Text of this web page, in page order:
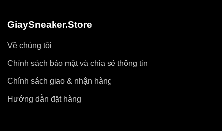
GiaySneaker.Store
Về chúng tôi
Chính sách bảo mật và chia sẻ thông tin
Chính sách giao & nhận hàng
Hướng dẫn đặt hàng